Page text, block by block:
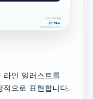
라인 일러스트를
으로 표현합니다.